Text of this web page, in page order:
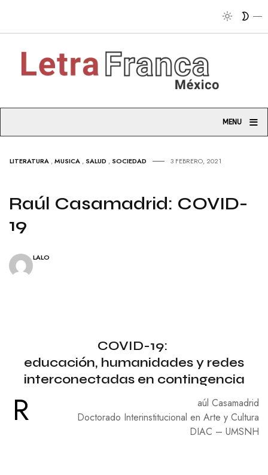
Tribuna
MENU ≡
LITERATURA ,MUSICA , SALUD , SOCIEDAD 3 FEBRERO, 2021
Raúl Casamadrid: COVID-
19
LALO
COVID-19:
educación, humanidades y redes
interconectadas en contingencia
R
aúl Casamadrid
Doctorado Interinstitucional en Arte y Cultura
DIAC – UMSNH